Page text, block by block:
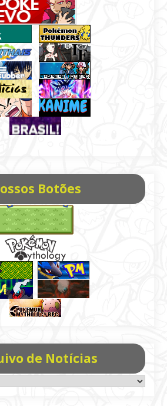
Botões
de Notícias